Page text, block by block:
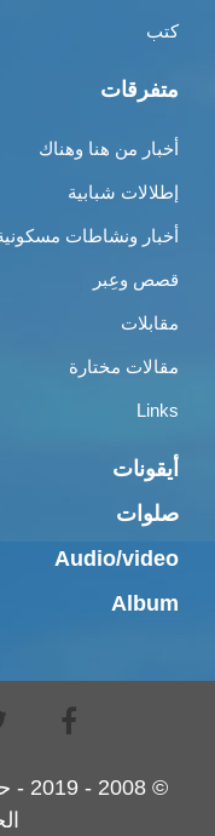
كتب
متفرقات
أخبار من هنا وهناك
إطلالات شبابية
أخبار ونشاطات
قصص وعِبر
مقابلات
مقالات مختارة
Links
أيقونات
صلوات
Audio/video
Album
©